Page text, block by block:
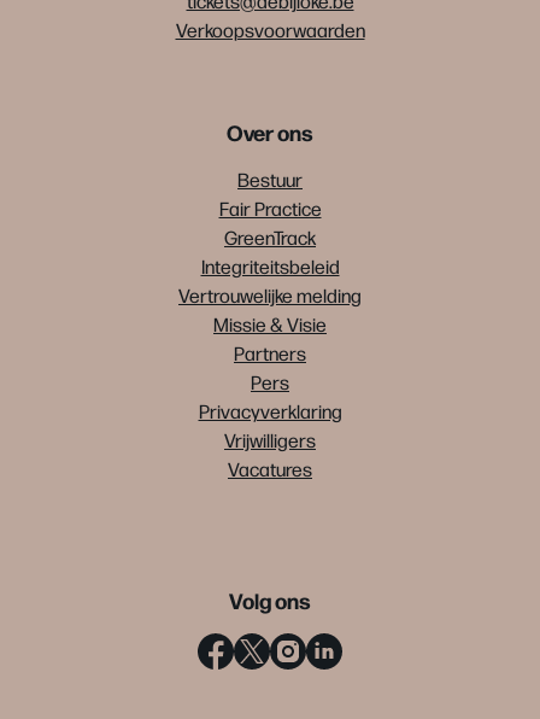
Verkoopsvoorwaarden
Over ons
Bestuur
Fair Practice
GreenTrack
Integriteitsbeleid
Vertrouwelijke melding
Missie & Visie
Partners
Pers
Privacyverklaring
Vrijwilligers
Vacatures
Volg ons